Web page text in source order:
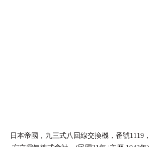
日本帝國，九三式八回線交換機，番號1119，
安立電氣株式會社，(民國31年 |主曆 1942年)